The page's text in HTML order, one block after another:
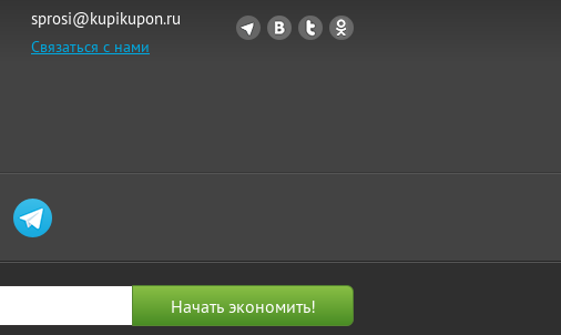
sprosi@kupikupon.ru
Связаться с нами